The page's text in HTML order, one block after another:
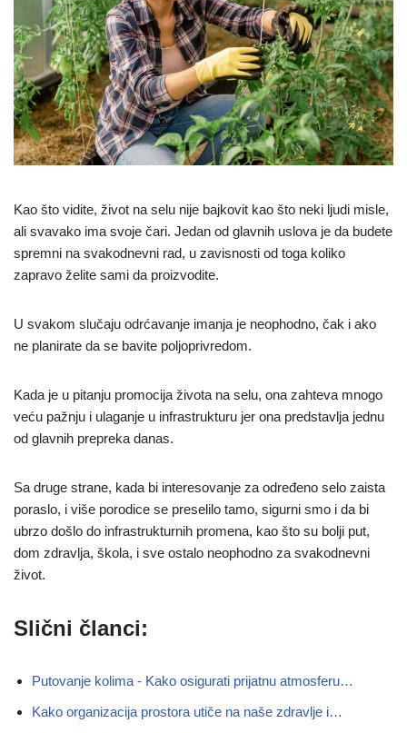
Kao što vidite, život na selu nije bajkovit kao što neki ljudi misle,
ali svavako ima svoje čari. Jedan od glavnih uslova je da budete
spremni na svakodnevni rad, u zavisnosti od toga koliko
zapravo želite sami da proizvodite.
U svakom slučaju odrćavanje imanja je neophodno, čak i ako
ne planirate da se bavite poljoprivredom.
Kada je u pitanju promocija života na selu, ona zahteva mnogo
veću pažnju i ulaganje u infrastrukturu jer ona predstavlja jednu
od glavnih prepreka danas.
Sa druge strane, kada bi interesovanje za određeno selo zaista
poraslo, i više porodice se preselilo tamo, sigurni smo i da bi
ubrzo došlo do infrastrukturnih promena, kao što su bolji put,
dom zdravlja, škola, i sve ostalo neophodno za svakodnevni
život.
Slični članci:
Putovanje kolima - Kako osigurati prijatnu atmosferu…
Kako organizacija prostora utiče na naše zdravlje i…